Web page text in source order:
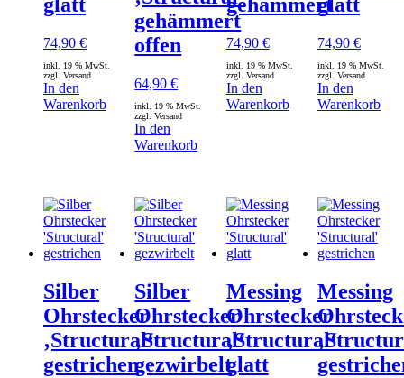
glatt
74,90 €
inkl. 19 % MwSt.
zzgl. Versand
In den
Warenkorb
gehämmert
offen
64,90€
inkl. 19 % MwSt.
zzgl. Versand
In den
Warenkorb
gehämmert
74,90 €
inkl. 19 % MwSt.
zzgl. Versand
In den
Warenkorb
glatt
74,90 €
inkl. 19 % MwSt.
zzgl. Versand
In den
Warenkorb
Silber
Ohrstecker
‚Structural‘
gestrichen
Silber
Ohrstecker
‚Structural‘
gezwirbelt
Messing
Ohrstecker
‚Structural‘
glatt
Messing